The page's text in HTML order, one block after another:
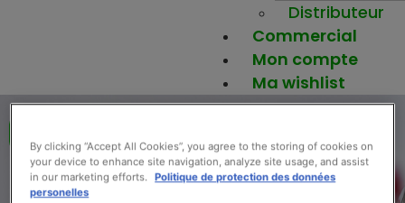
Distributeur
Commercial
Mon compte
Ma wishlist
By clicking “Accept All Cookies”, you agree to the storing of cookies on
your device to enhance site navigation, analyze site usage, and assist
in our marketing efforts. Politique de protection des données
personelles